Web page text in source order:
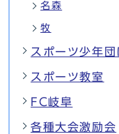
名森
牧
スポーツ少年団
スポーツ教室
FC岐阜
各種大会激励会